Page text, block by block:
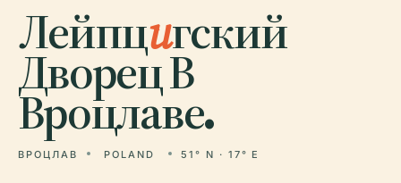
Лейпцигский
Дворец В
Вроцлаве.
ВРОЦЛАВ POLAND 51° N · 17° E